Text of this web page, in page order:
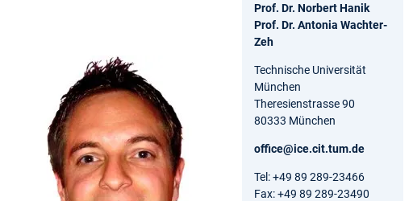
Prof. Dr. Norbert Hanik
Prof. Dr. Antonia Wachter-
Zeh
Technische Universität
München
Theresienstrasse 90
80333 München
office@ice.cit.tum.de
Tel: +49 89 289-23466
Fax: +49 89 289-23490